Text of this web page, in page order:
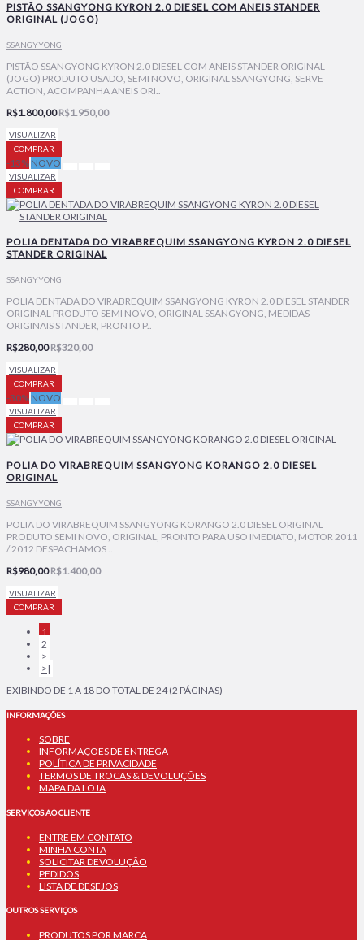
PISTÃO SSANGYONG KYRON 2.0 DIESEL COM ANEIS STANDER
ORIGINAL (JOGO)
SSANGYYONG
PISTÃO SSANGYONG KYRON 2.0 DIESEL COM ANEIS STANDER ORIGINAL
(JOGO) PRODUTO USADO, SEMI NOVO, ORIGINAL SSANGYONG, SERVE
ACTION, ACOMPANHA ANEIS ORI..
R$1.800,00 R$1.950,00
VISUALIZAR
COMPRAR
-13% NOVO
VISUALIZAR
COMPRAR
POLIA DENTADA DO VIRABREQUIM SSANGYONG KYRON 2.0 DIESEL
STANDER ORIGINAL
SSANGYYONG
POLIA DENTADA DO VIRABREQUIM SSANGYONG KYRON 2.0 DIESEL STANDER
ORIGINAL PRODUTO SEMI NOVO, ORIGINAL SSANGYONG, MEDIDAS
ORIGINAIS STANDER, PRONTO P..
R$280,00 R$320,00
VISUALIZAR
COMPRAR
-30% NOVO
VISUALIZAR
COMPRAR
POLIA DO VIRABREQUIM SSANGYONG KORANGO 2.0 DIESEL
ORIGINAL
SSANGYYONG
POLIA DO VIRABREQUIM SSANGYONG KORANGO 2.0 DIESEL ORIGINAL
PRODUTO SEMI NOVO, ORIGINAL, PRONTO PARA USO IMEDIATO, MOTOR 2011
/ 2012 DESPACHAMOS ..
R$980,00 R$1.400,00
VISUALIZAR
COMPRAR
1
2
>
>|
EXIBINDO DE 1 A 18 DO TOTAL DE 24 (2 PÁGINAS)
INFORMAÇÕES
SOBRE
INFORMAÇÕES DE ENTREGA
POLÍTICA DE PRIVACIDADE
TERMOS DE TROCAS & DEVOLUÇÕES
MAPA DA LOJA
SERVIÇOS AO CLIENTE
ENTRE EM CONTATO
MINHA CONTA
SOLICITAR DEVOLUÇÃO
PEDIDOS
LISTA DE DESEJOS
OUTROS SERVIÇOS
PRODUTOS POR MARCA